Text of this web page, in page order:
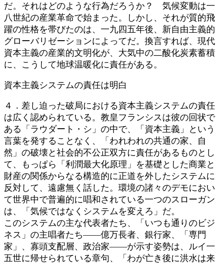
だ。それはどのような行為だろうか？ 気候変動は一
八世紀の産業革命で始まった。しかし、それが質的飛
躍の性格を帯びたのは、一九四五年後、新自由主義的
グローバリゼーションによってだ。換言すれば、現代
資本主義の産業的文明化が、大気中の二酸化炭素蓄積
に、こうして地球温暖化に責任がある。
資本主義システムの責任は明白
４．差し迫った破局における資本主義システムの責任
は広く認められている。教皇フランシスは彼の回状で
ある「ラウダート・シ」の中で、「資本主義」という
言葉を発することなく、「われわれの共通の家、自
然」の破壊と社会的不公正双方に責任があるものとし
て、もっぱら「利潤最大化原理」を基礎とした商業と
財産の関係からなる構造的に正道を外したシステムに
反対して、遠慮無く話した。環境の諸々のデモにおい
て世界中で普遍的に唱和されている一つのスローガン
は、「気候ではなくシステムを変えろ」だ。
このシステムの主な代表者たち、「いつも通りのビジ
ネス」の主唱者たち――億万長者、銀行家、「専門
家」、寡頭支配層、政治家――が示す姿勢は、ルイ一
五世に帰せられている章句、「わが亡き後に洪水は来